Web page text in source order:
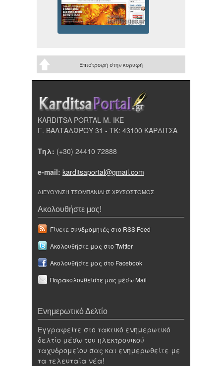
Επιστροφή στην κορυφή
KARDITSA PORTAL Μ. ΙΚΕ
Γ. ΒΑΛΤΑΔΩΡΟΥ 31 - ΤΚ: 43100 ΚΑΡΔΙΤΣΑ
Τηλ: (+30) 24410 72888
e-mail: karditsaportal@gmail.com
ΔΙΕΥΘΥΝΣΗ ΤΣΟΜΠΑΝΙΔΗΣ ΧΡΥΣΟΣΤΟΜΟΣ
Ακολουθήστε μας!
Γίνετε συνδρομητές στο RSS Feed
Ακολουθήστε μας στο Twitter
Ακολουθήστε μας στο Facebook
Παρακολουθείστε μας μέσω Mail
Ενημερωτικό Δελτίο
Εγγραφείτε στο τακτικό ενημερωτικό
δελτίο μέσω του ηλεκτρονικού
ταχυδρομείου σας και ενημερωθείτε με
τα τελευταία νέα!